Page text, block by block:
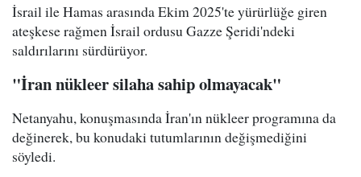
İsrail ile Hamas arasında Ekim 2025'te yürürlüğe giren
ateşkese rağmen İsrail ordusu Gazze Şeridi'ndeki
saldırılarını sürdürüyor.
"İran nükleer silaha sahip olmayacak"
Netanyahu, konuşmasında İran'ın nükleer programına da
değinerek, bu konudaki tutumlarının değişmediğini
söyledi.